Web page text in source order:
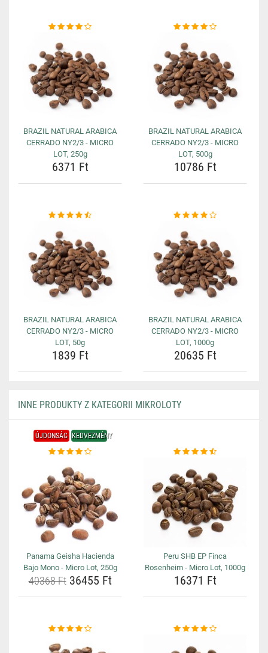
BRAZIL NATURAL ARABICA
CERRADO NY2/3 - MICRO
LOT, 250g
6371 Ft
BRAZIL NATURAL ARABICA
CERRADO NY2/3 - MICRO
LOT, 500g
10786 Ft
BRAZIL NATURAL ARABICA
CERRADO NY2/3 - MICRO
LOT, 50g
1839 Ft
BRAZIL NATURAL ARABICA
CERRADO NY2/3 - MICRO
LOT, 1000g
20635 Ft
INNE PRODUKTY Z KATEGORII MIKROLOTY
ÚJDONSÁG KEDVEZMÉNY
Panama Geisha Hacienda
Bajo Mono - Micro Lot, 250g
40368 Ft36455 Ft
Peru SHB EP Finca
Rosenheim - Micro Lot, 1000g
16371 Ft